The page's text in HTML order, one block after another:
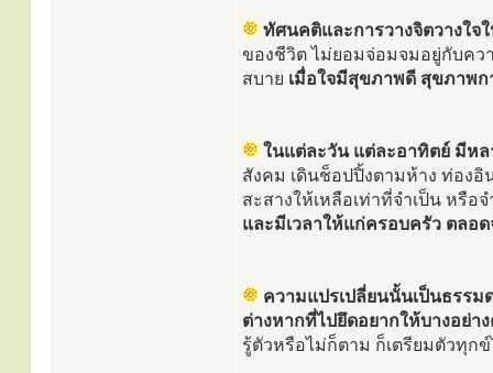
ทัศนคติและการวางจิตวางใจ
ของชีวิต ไม่ยอมจ่อมจมอยู่กับคว
สบาย เมื่อใจมีสุขภาพดี สุขภาพก
ในแต่ละวัน แต่ละอาทิตย์ มีหล
สังคม เดินช็อปปิ้งตามห้าง ท่อง
สะสางให้เหลือเท่าที่จำเป็น หรือ
และมีเวลาให้แก่ครอบครัว ตลอ
ความแปรเปลี่ยนนั้นเป็นธรร
ต่างหากที่ไปยึดอยากให้บางอย่า
รู้ตัวหรือไม่ก็ตาม ก็เตรียมตัวทุกข์